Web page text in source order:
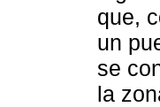
que,
un
se
la